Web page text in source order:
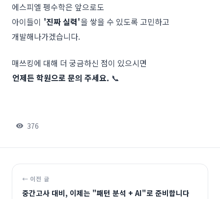
에스피엘 펭수학은 앞으로도
아이들이 '진짜 실력'을 쌓을 수 있도록 고민하고
개발해나가겠습니다.
매쓰킹에 대해 더 궁금하신 점이 있으시면
언제든 학원으로 문의 주세요. 📞
376
← 이전 글
중간고사 대비, 이제는 "패턴 분석 + AI"로 준비합니다